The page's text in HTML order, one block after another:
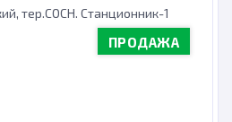
тер.СОСН. Станционник-1
ПРОДАЖА